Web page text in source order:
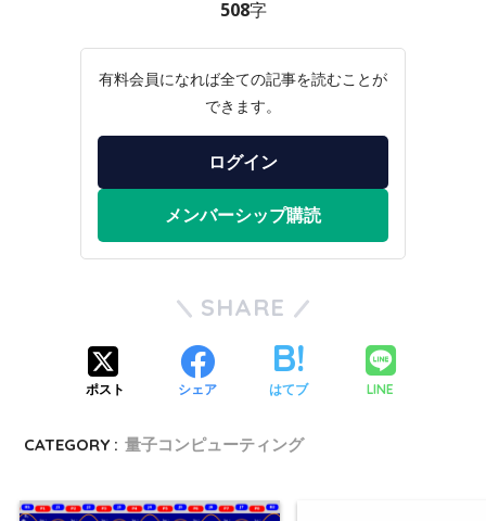
508字
有料会員になれば全ての記事を読むことが
できます。
ログイン
メンバーシップ購読
SHARE
ポスト シェア はてブ LINE
CATEGORY : 量子コンピューティング